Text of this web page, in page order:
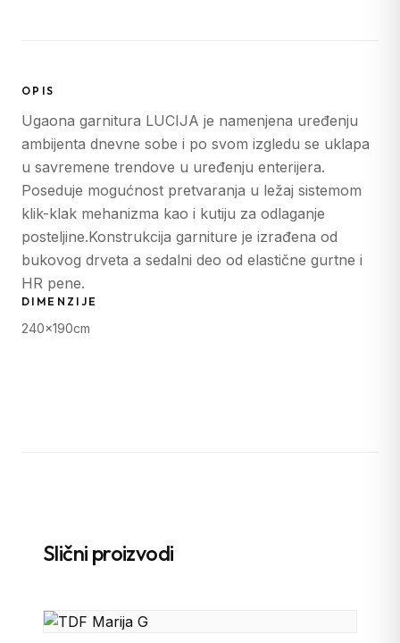
OPIS
Ugaona garnitura LUCIJA je namenjena uređenju
ambijenta dnevne sobe i po svom izgledu se uklapa
u savremene trendove u uređenju enterijera.
Poseduje mogućnost pretvaranja u ležaj sistemom
klik-klak mehanizma kao i kutiju za odlaganje
posteljine.Konstrukcija garniture je izrađena od
bukovog drveta a sedalni deo od elastične gurtne i
HR pene.
DIMENZIJE
240x190cm
Slični proizvodi